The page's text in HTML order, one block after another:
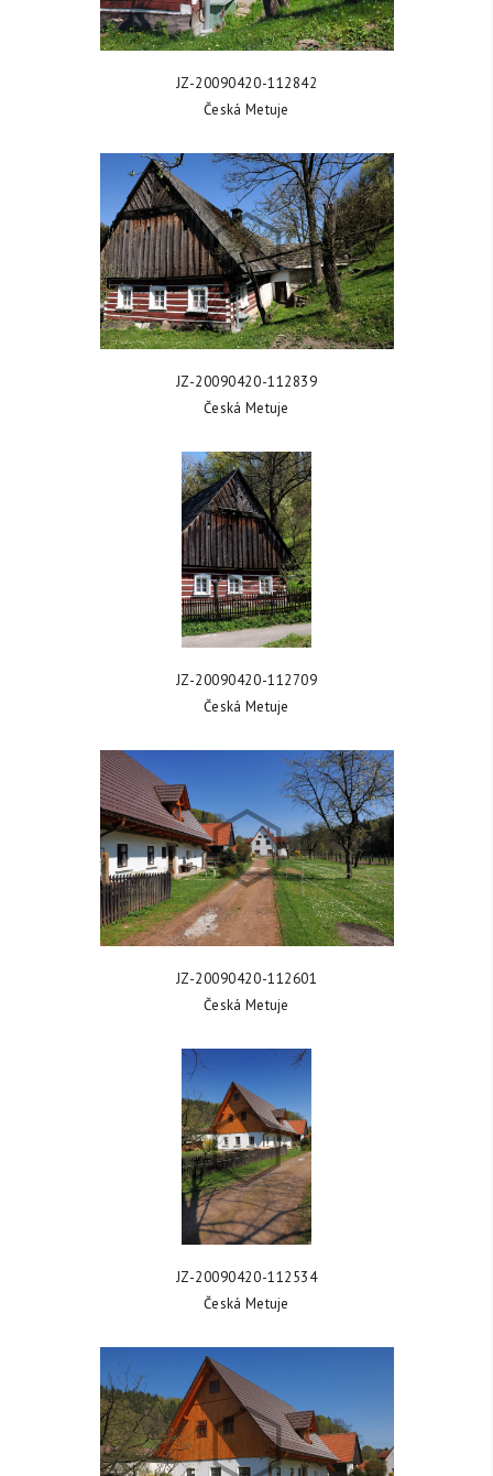
ZOBRAZIT FOTKU
JZ-20090420-112842
Česká Metuje
ZOBRAZIT FOTKU
JZ-20090420-112839
Česká Metuje
ZOBRAZIT FOTKU
JZ-20090420-112709
Česká Metuje
ZOBRAZIT FOTKU
JZ-20090420-112601
Česká Metuje
ZOBRAZIT FOTKU
JZ-20090420-112534
Česká Metuje